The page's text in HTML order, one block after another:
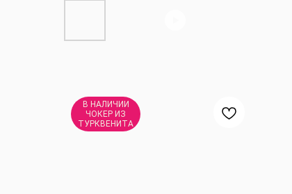
В НАЛИЧИИ
ЧОКЕР ИЗ
ТУРКВЕНИТА